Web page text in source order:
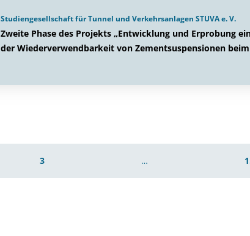
Studiengesellschaft für Tunnel und Verkehrsanlagen STUVA e. V.
Zweite Phase des Projekts „Entwicklung und Erprobung
der Wiederverwendbarkeit von Zementsuspensionen
3 …